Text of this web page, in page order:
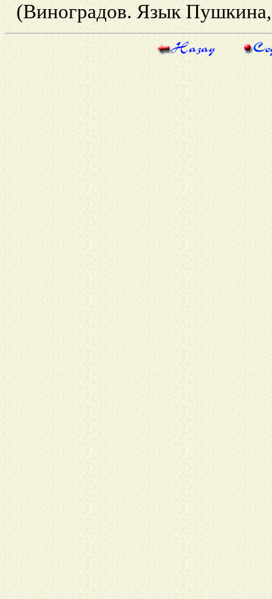
(Виноградов. Язык